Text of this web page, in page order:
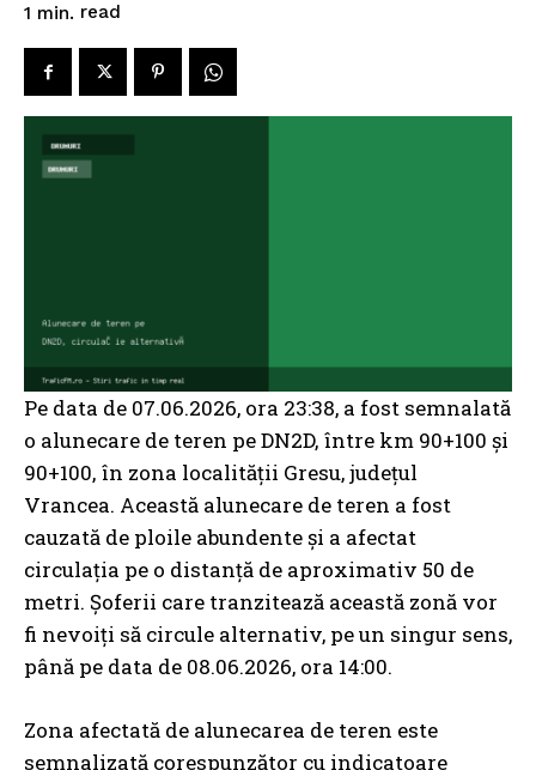
1 min. read
Pe data de 07.06.2026, ora 23:38, a fost semnalată
o alunecare de teren pe DN2D, între km 90+100 și
90+100, în zona localității Gresu, județul
Vrancea. Această alunecare de teren a fost
cauzată de ploile abundente și a afectat
circulația pe o distanță de aproximativ 50 de
metri. Șoferii care tranzitează această zonă vor
fi nevoiți să circule alternativ, pe un singur sens,
până pe data de 08.06.2026, ora 14:00.
Zona afectată de alunecarea de teren este
semnalizată corespunzător cu indicatoare